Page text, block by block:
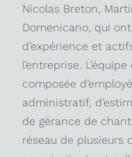
Nicolas Breton,
Domenicano, qui
d’expérience et
l’entreprise.
composée
administratif,
de gérance de
réseau de plusieurs